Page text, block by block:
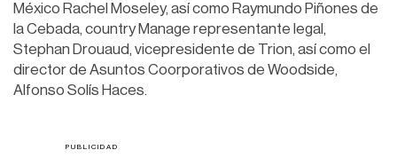
México Rachel Moseley, así como Raymundo Piñones de
la Cebada, country Manage representante legal,
Stephan Drouaud, vicepresidente de Trion, así como el
director de Asuntos Coorporativos de Woodside,
Alfonso Solís Haces.